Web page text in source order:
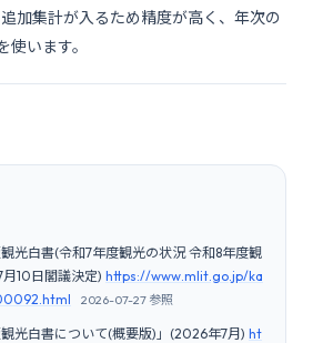
加集計が入るため精度が高く、年次の
います。
光白書(令和7年度観光の状況 令和8年度観
10日閣議決定) https://www.mlit.go.jp/ka
2026-07-27 参照
光白書について(概要版)」(2026年7月) ht